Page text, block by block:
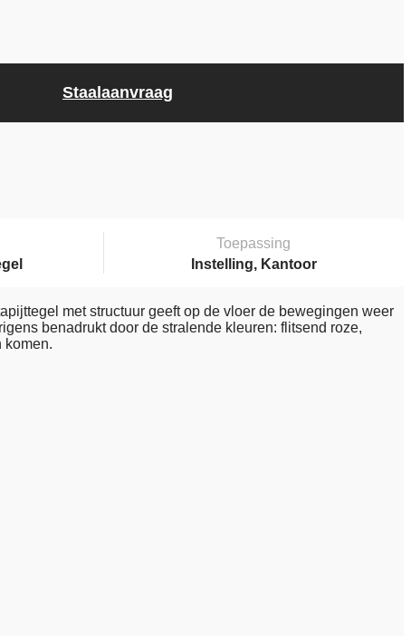
Staalaanvraag
Toepassing
Instelling, Kantoor
met structuur geeft op de vloer de bewegingen weer
benadrukt door de stralende kleuren: flitsend roze,
komen.